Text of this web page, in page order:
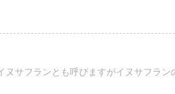
ヌサフランとも呼びますがイヌサフラン